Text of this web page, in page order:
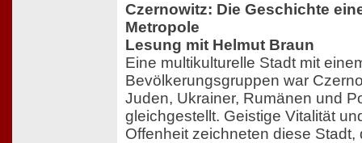
Czernowitz: Die Geschichte
Metropole
Lesung mit Helmut Braun
Eine multikulturelle Stadt mit
Bevölkerungsgruppen war
Juden, Ukrainer, Rumänen und
gleichgestellt. Geistige Vitalität
Offenheit zeichneten diese Stadt,